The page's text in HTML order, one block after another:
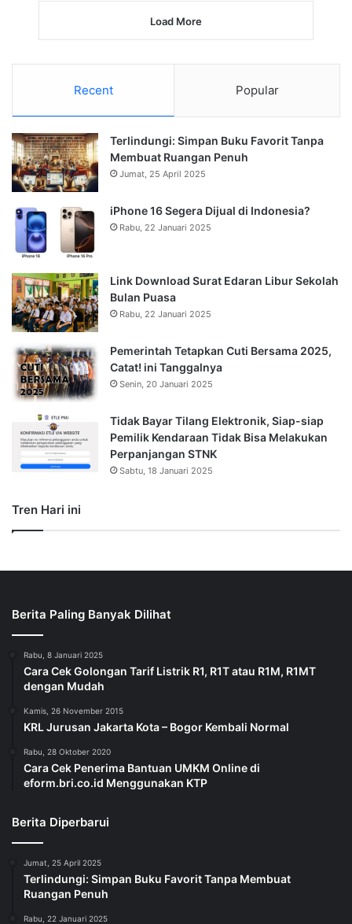
Load More
Recent Popular
Terlindungi: Simpan Buku Favorit Tanpa
Membuat Ruangan Penuh
Jumat, 25 April 2025
iPhone 16 Segera Dijual di Indonesia?
Rabu, 22 Januari 2025
Link Download Surat Edaran Libur Sekolah
Bulan Puasa
Rabu, 22 Januari 2025
Pemerintah Tetapkan Cuti Bersama 2025,
Catat! ini Tanggalnya
Senin, 20 Januari 2025
Tidak Bayar Tilang Elektronik, Siap-siap
Pemilik Kendaraan Tidak Bisa Melakukan
Perpanjangan STNK
Sabtu, 18 Januari 2025
Tren Hari ini
Berita Paling Banyak Dilihat
Rabu, 8 Januari 2025
Cara Cek Golongan Tarif Listrik R1, R1T atau R1M, R1MT
dengan Mudah
Kamis, 26 November 2015
KRL Jurusan Jakarta Kota – Bogor Kembali Normal
Rabu, 28 Oktober 2020
Cara Cek Penerima Bantuan UMKM Online di
eform.bri.co.id Menggunakan KTP
Berita Diperbarui
Jumat, 25 April 2025
Terlindungi: Simpan Buku Favorit Tanpa Membuat
Ruangan Penuh
Rabu, 22 Januari 2025